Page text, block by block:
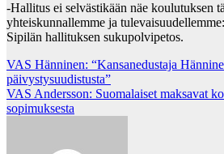
-Hallitus ei selvästikään näe koulutuksen
yhteiskunnallemme ja
Sipilän hallituksen sukupolvipetos.
Post
navigation
VAS Hänninen: “Kansanedustaja
päivystysuudistusta”
VAS Andersson: Suomalaiset maksavat
sopimuksesta